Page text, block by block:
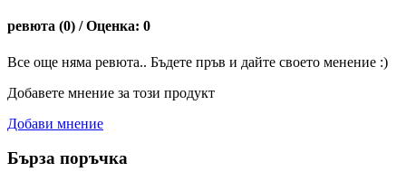
ревюта (0) / Оценка: 0
Все още няма ревюта.. Бъдете пръв и дайте своето менение :)
Добавете мнение за този продукт
Добави мнение
Бърза поръчка